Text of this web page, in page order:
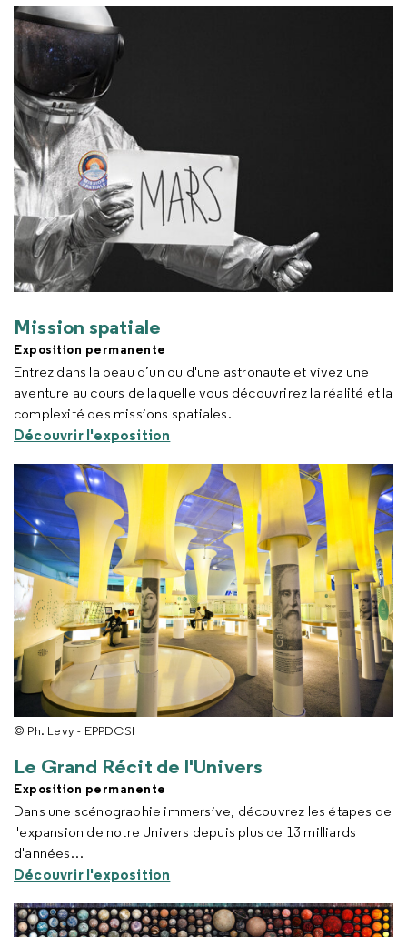
Mission spatiale
Exposition permanente
Entrez dans la peau d’un ou d'une astronaute et vivez une
aventure au cours de laquelle vous découvrirez la réalité et la
complexité des missions spatiales.
Découvrir l'exposition
© Ph. Levy - EPPDCSI
Le Grand Récit de l'Univers
Exposition permanente
Dans une scénographie immersive, découvrez les étapes de
l'expansion de notre Univers depuis plus de 13 milliards
d'années…
Découvrir l'exposition